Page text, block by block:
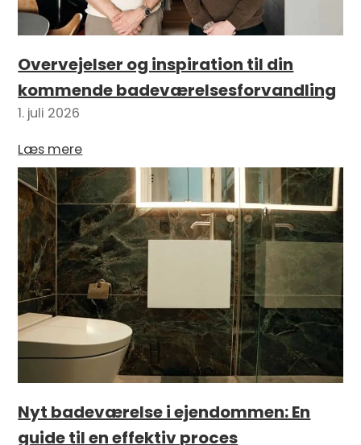
Overvejelser og inspiration til din
kommende badeværelsesforvandling
1. juli 2026
Læs mere
Nyt badeværelse i ejendommen: En
guide til en effektiv proces